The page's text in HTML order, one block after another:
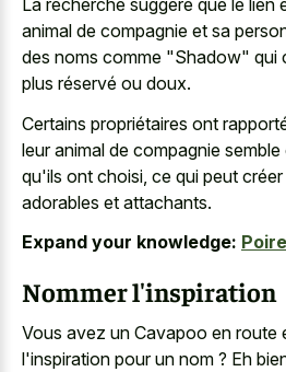
La recherche suggère que le lien
animal de compagnie et sa
des noms comme "Shadow" qui
plus réservé ou doux.
Certains propriétaires ont
leur animal de compagnie
qu'ils ont choisi, ce qui peut
adorables et attachants.
Expand your knowledge:
Nommer l'inspiration
Vous avez un Cavapoo en route
l'inspiration pour un nom ? Eh